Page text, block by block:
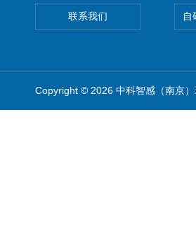
联系我们 自
Copyright © 2026 中科智感（南京